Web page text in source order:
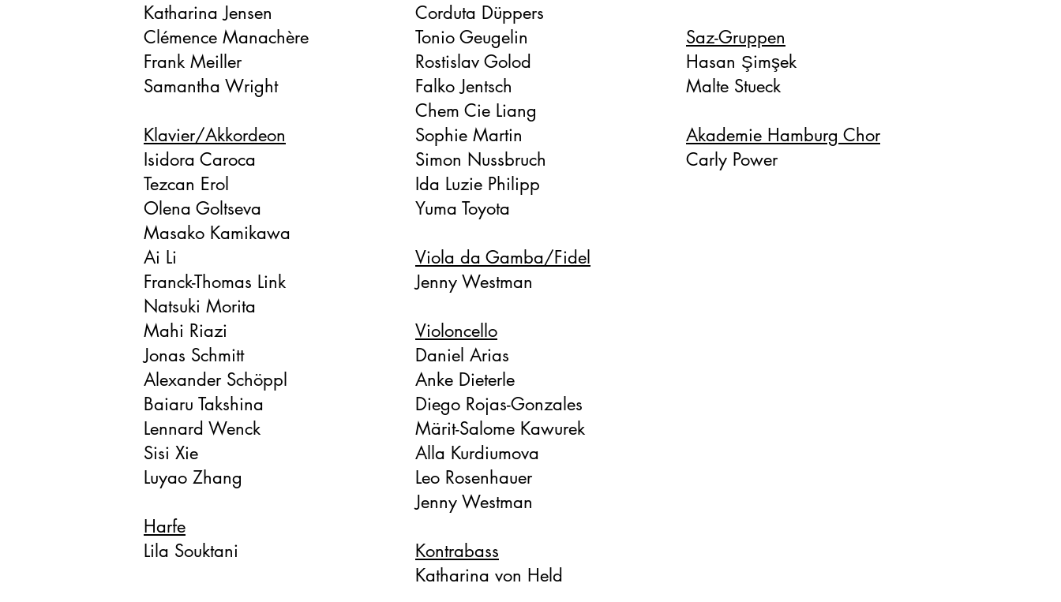
Katharina Jensen
Clémence Manachère
Frank Meiller
​Samantha Wright
Klavier/Akkordeon
Isidora Caroca
Tezcan Erol
Olena Goltseva
Masako Kamikawa
Ai Li
Franck-Thomas Link
Natsuki Morita
Mahi Riazi
Jonas Schmitt
Alexander Schöppl
Baiaru Takshina
Lennard Wenck
Sisi Xie
Luyao Zhang
Harfe
Lila Souktani
Corduta Düppers
Tonio Geugelin
Rostislav Golod
Falko Jentsch
Chem Cie Liang
​Sophie Martin
Simon Nussbruch
​Ida Luzie Philipp
​Yuma Toyota
Viola da Gamba/Fidel
Jenny Westman
Violoncello
Daniel Arias
Anke Dieterle
Diego Rojas-Gonzales
​Märit-Salome Kawurek
Alla Kurdiumova
Leo Rosenhauer
Jenny Westman
Kontrabass
Katharina von Held
Saz-Gruppen
Hasan Şimşek
Malte Stueck
Akademie Hamburg Chor
Carly Power